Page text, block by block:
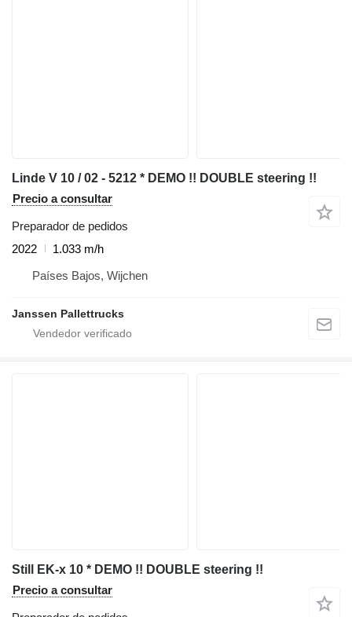
Linde V 10 / 02 - 5212 * DEMO !! DOUBLE steering !!
Precio a consultar
Preparador de pedidos
2022
1.033 m/h
Países Bajos, Wijchen
Janssen Pallettrucks
Still EK-x 10 * DEMO !! DOUBLE steering !!
Precio a consultar